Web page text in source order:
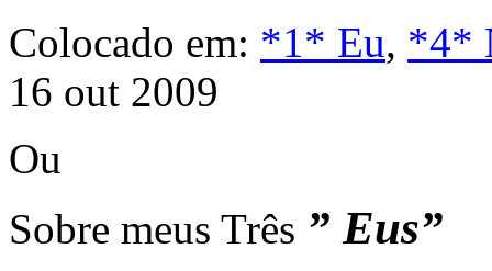
Colocado em: *1* Eu, *4*
16 out 2009
Ou
Sobre meus Três ” Eus”